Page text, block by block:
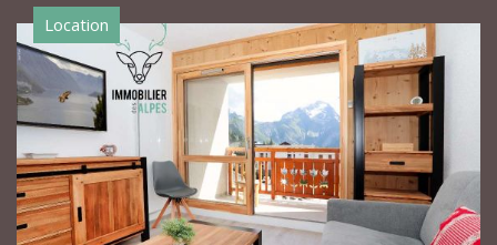
Location